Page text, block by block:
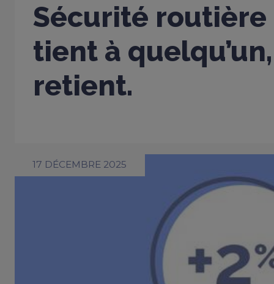
Sécurité routière
tient à
retient.
17 DÉCEMBRE 2025